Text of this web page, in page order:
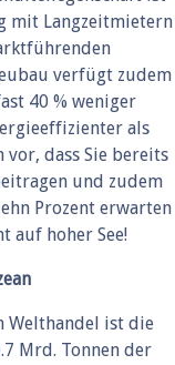
mit Langzeitmietern
verfügt zudem
40 % weniger
als
vor, dass Sie bereits
und zudem
Prozent erwarten
auf hoher See!
Welthandel ist die
Mrd. Tonnen der